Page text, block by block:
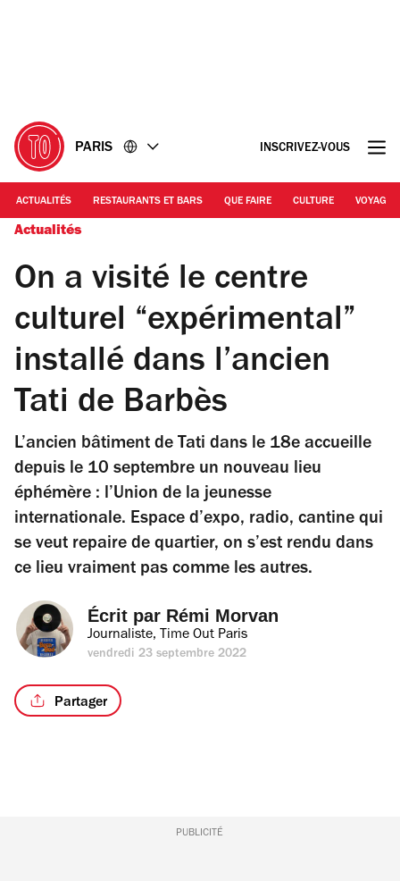
PARIS INSCRIVEZ-VOUS
ACTUALITÉS RESTAURANTS ET BARS QUE FAIRE CULTURE VOYAGE
Actualités
On a visité le centre
culturel “expérimental”
installé dans l’ancien
Tati de Barbès
L’ancien bâtiment de Tati dans le 18e accueille
depuis le 10 septembre un nouveau lieu
éphémère : l’Union de la jeunesse
internationale. Espace d’expo, radio, cantine qui
se veut repaire de quartier, on s’est rendu dans
ce lieu vraiment pas comme les autres.
Écrit par Rémi Morvan
Journaliste, Time Out Paris
vendredi 23 septembre 2022
Partager
PUBLICITÉ